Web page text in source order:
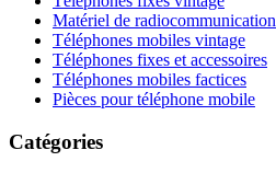
Matériel de radiocommunication
Téléphones mobiles vintage
Téléphones fixes et accessoires
Téléphones mobiles factices
Pièces pour téléphone mobile
Catégories